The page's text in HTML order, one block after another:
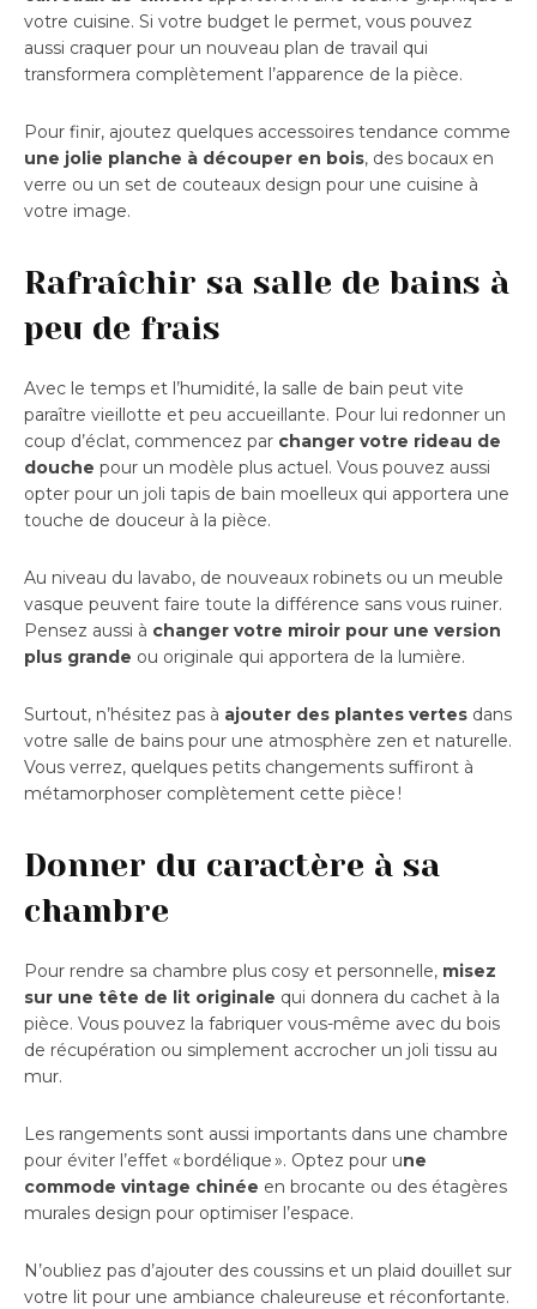
votre cuisine. Si votre budget le permet, vous pouvez
aussi craquer pour un nouveau plan de travail qui
transformera complètement l’apparence de la pièce.
Pour finir, ajoutez quelques accessoires tendance comme
une jolie planche à découper en bois, des bocaux en
verre ou un set de couteaux design pour une cuisine à
votre image.
Rafraîchir sa salle de bains à
peu de frais
Avec le temps et l’humidité, la salle de bain peut vite
paraître vieillotte et peu accueillante. Pour lui redonner un
coup d’éclat, commencez par changer votre rideau de
douche pour un modèle plus actuel. Vous pouvez aussi
opter pour un joli tapis de bain moelleux qui apportera une
touche de douceur à la pièce.
Au niveau du lavabo, de nouveaux robinets ou un meuble
vasque peuvent faire toute la différence sans vous ruiner.
Pensez aussi à changer votre miroir pour une version
plus grande ou originale qui apportera de la lumière.
Surtout, n’hésitez pas à ajouter des plantes vertes dans
votre salle de bains pour une atmosphère zen et naturelle.
Vous verrez, quelques petits changements suffiront à
métamorphoser complètement cette pièce !
Donner du caractère à sa
chambre
Pour rendre sa chambre plus cosy et personnelle, misez
sur une tête de lit originale qui donnera du cachet à la
pièce. Vous pouvez la fabriquer vous-même avec du bois
de récupération ou simplement accrocher un joli tissu au
mur.
Les rangements sont aussi importants dans une chambre
pour éviter l’effet « bordélique ». Optez pour une
commode vintage chinée en brocante ou des étagères
murales design pour optimiser l’espace.
N’oubliez pas d’ajouter des coussins et un plaid douillet sur
votre lit pour une ambiance chaleureuse et réconfortante.